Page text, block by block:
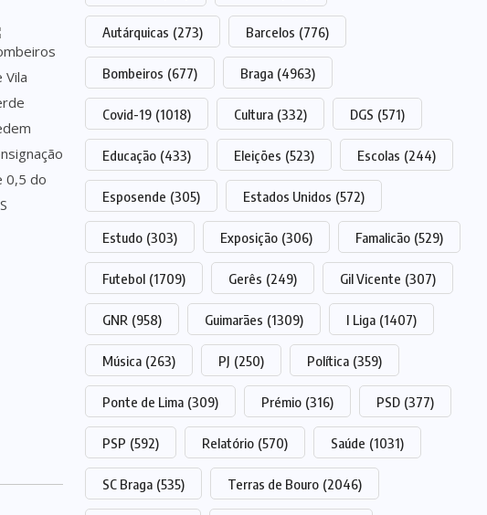
Autárquicas (273) Barcelos (776)
Bombeiros (677) Braga (4963)
Covid-19 (1018) Cultura (332) DGS (571)
Educação (433) Eleições (523) Escolas (244)
Esposende (305) Estados Unidos (572)
Estudo (303) Exposição (306) Famalicão (529)
Futebol (1709) Gerês (249) Gil Vicente (307)
GNR (958) Guimarães (1309) I Liga (1407)
Música (263) PJ (250) Política (359)
Ponte de Lima (309) Prémio (316) PSD (377)
PSP (592) Relatório (570) Saúde (1031)
SC Braga (535) Terras de Bouro (2046)